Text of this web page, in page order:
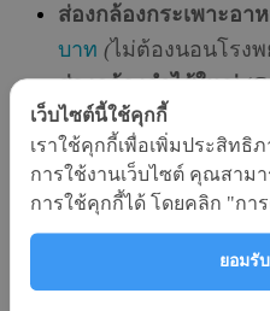
ส่องกล้องกระเพาะอา
บาท (ไม่ต้องนอนโรง
ส่องกล้องลำไส้ใหญ่
บาท(ไม่ต้องนอนโรงพ
ส่องกล้องลำไส้ใหญ่แ
บาท (ไม่ต้องนอนโรงพ
ศัลยกรรมและหัตถการอื่น ๆ
ผ่าตัดต้อกระจกและใ
เว็บไซต์นี้ใช้คุกกี้
เราใช้คุกกี้เพื่อเพิ่มประสิท
การใช้งานเว็บไซต์ คุณสาม
การใช้คุกกี้ได้ โดยคลิก "กา
ยอมรั